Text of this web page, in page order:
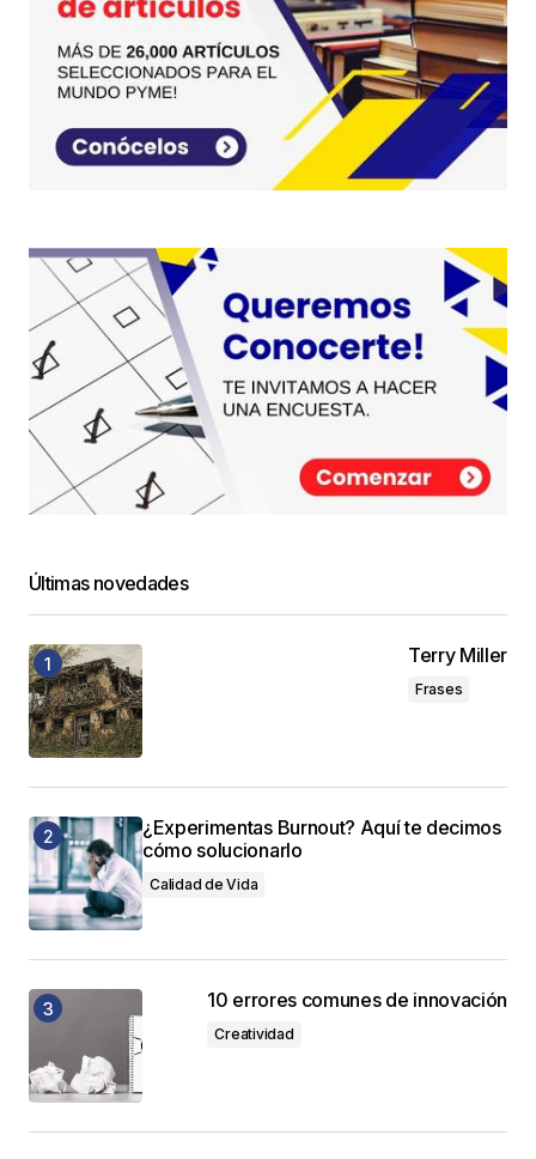
Últimas novedades
Terry Miller
Frases
¿Experimentas Burnout? Aquí te decimos
cómo solucionarlo
Calidad de Vida
10 errores comunes de innovación
Creatividad